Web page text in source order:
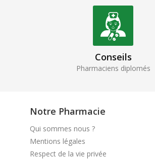
Conseils
Pharmaciens diplomés
Notre Pharmacie
Qui sommes nous ?
Mentions légales
Respect de la vie privée